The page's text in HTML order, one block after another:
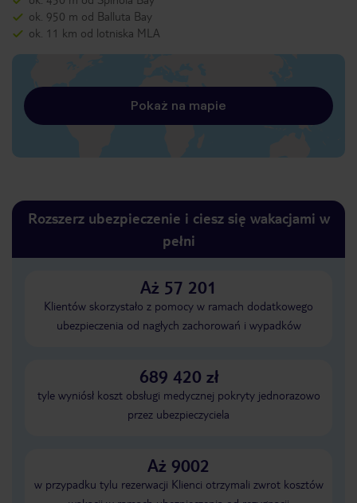
ok. 950 m od Balluta Bay
ok. 11 km od lotniska MLA
Pokaż na mapie
Rozszerz ubezpieczenie i ciesz się wakacjami w
pełni
Aż 57 201
Klientów skorzystało z pomocy w ramach dodatkowego
ubezpieczenia od nagłych zachorowań i wypadków
689 420 zł
tyle wyniósł koszt obsługi medycznej pokryty jednorazowo
przez ubezpieczyciela
Aż 9002
w przypadku tylu rezerwacji Klienci otrzymali zwrot kosztów